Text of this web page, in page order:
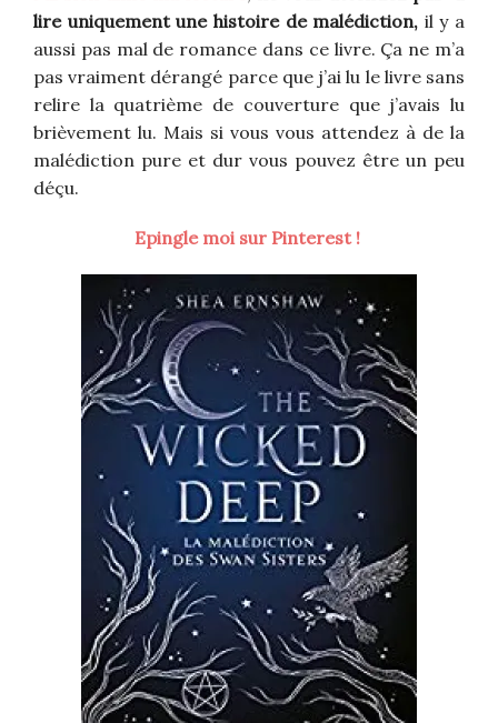
lire uniquement une histoire de malédiction, il y a
aussi pas mal de romance dans ce livre. Ça ne m’a
pas vraiment dérangé parce que j’ai lu le livre sans
relire la quatrième de couverture que j’avais lu
brièvement lu. Mais si vous vous attendez à de la
malédiction pure et dur vous pouvez être un peu
déçu.
Epingle moi sur Pinterest !